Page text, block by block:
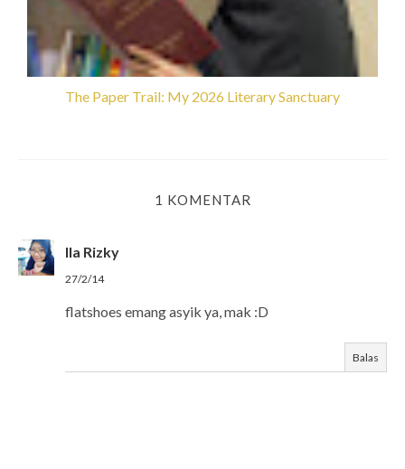
The Paper Trail: My 2026 Literary Sanctuary
1 KOMENTAR
Ila Rizky
27/2/14
flatshoes emang asyik ya, mak :D
Balas